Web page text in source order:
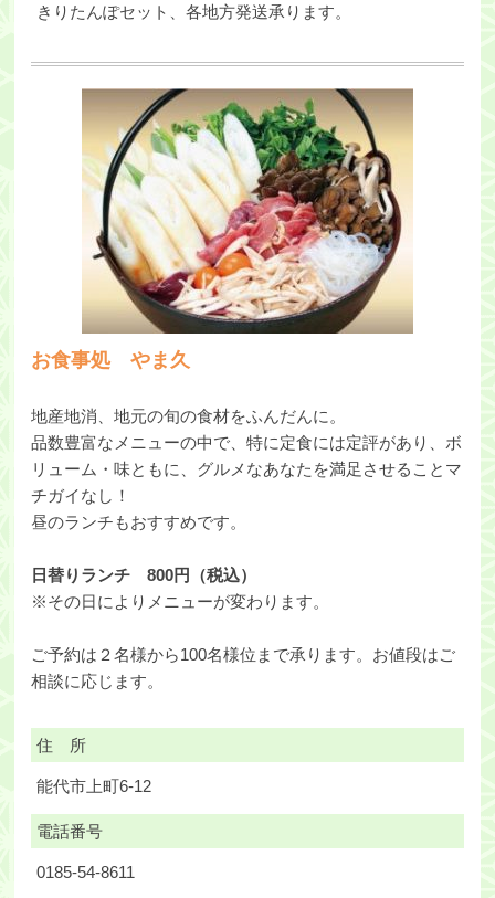
きりたんぽセット、各地方発送承ります。
お食事処 やま久
地産地消、地元の旬の食材をふんだんに。
品数豊富なメニューの中で、特に定食には定評があり、ボ
リューム・味ともに、グルメなあなたを満足させることマ
チガイなし！
昼のランチもおすすめです。
日替りランチ 800円（税込）
※その日によりメニューが変わります。
ご予約は２名様から100名様位まで承ります。お値段はご
相談に応じます。
住 所
能代市上町6-12
電話番号
0185-54-8611